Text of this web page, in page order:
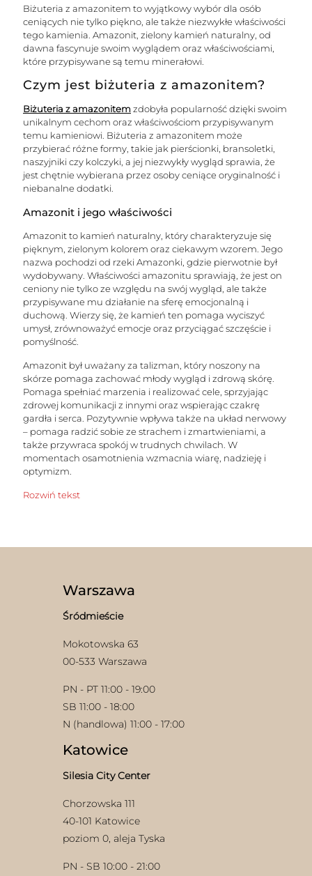
Biżuteria z amazonitem to wyjątkowy wybór dla osób
ceniących nie tylko piękno, ale także niezwykłe właściwości
tego kamienia. Amazonit, zielony kamień naturalny, od
dawna fascynuje swoim wyglądem oraz właściwościami,
które przypisywane są temu minerałowi.
Czym jest biżuteria z amazonitem?
Biżuteria z amazonitem zdobyła popularność dzięki swoim
unikalnym cechom oraz właściwościom przypisywanym
temu kamieniowi. Biżuteria z amazonitem może
przybierać różne formy, takie jak pierścionki, bransoletki,
naszyjniki czy kolczyki, a jej niezwykły wygląd sprawia, że
jest chętnie wybierana przez osoby ceniące oryginalność i
niebanalne dodatki.
Amazonit i jego właściwości
Amazonit to kamień naturalny, który charakteryzuje się
pięknym, zielonym kolorem oraz ciekawym wzorem. Jego
nazwa pochodzi od rzeki Amazonki, gdzie pierwotnie był
wydobywany. Właściwości amazonitu sprawiają, że jest on
ceniony nie tylko ze względu na swój wygląd, ale także
przypisywane mu działanie na sferę emocjonalną i
duchową. Wierzy się, że kamień ten pomaga wyciszyć
umysł, zrównoważyć emocje oraz przyciągać szczęście i
pomyślność.
Amazonit był uważany za talizman, który noszony na
skórze pomaga zachować młody wygląd i zdrową skórę.
Pomaga spełniać marzenia i realizować cele, sprzyjając
zdrowej komunikacji z innymi oraz wspierając czakrę
gardła i serca. Pozytywnie wpływa także na układ nerwowy
– pomaga radzić sobie ze strachem i zmartwieniami, a
także przywraca spokój w trudnych chwilach. W
momentach osamotnienia wzmacnia wiarę, nadzieję i
optymizm.
Rozwiń tekst
Warszawa
Śródmieście
Mokotowska 63
00-533 Warszawa
PN - PT 11:00 - 19:00
SB 11:00 - 18:00
N (handlowa) 11:00 - 17:00
Katowice
Silesia City Center
Chorzowska 111
40-101 Katowice
poziom 0, aleja Tyska
PN - SB 10:00 - 21:00